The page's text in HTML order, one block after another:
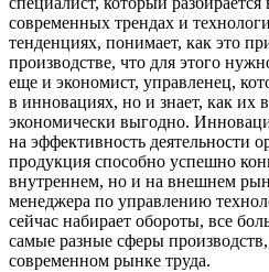
современных трендах и
тенденциях, понимает, как это
производстве, что для этого
еще и экономист, управленец,
в инновациях, но и знает, как их
экономически выгодно.
на эффективность деятельности
продукция способно успешно
внутреннем, но и на внешнем
менеджера по управлению
сейчас набирает обороты, все
самые разные сферы
современном рынке труда.